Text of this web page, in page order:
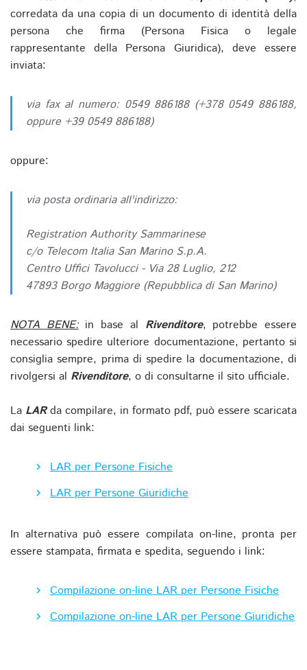
corredata da una copia di un documento di identità della
persona che firma (Persona Fisica o legale
rappresentante della Persona Giuridica), deve essere
inviata:
via fax al numero: 0549 886188 (+378 0549 886188,
oppure +39 0549 886188)
oppure:
via posta ordinaria all'indirizzo:
Registration Authority Sammarinese
c/o Telecom Italia San Marino S.p.A.
Centro Uffici Tavolucci - Via 28 Luglio, 212
47893 Borgo Maggiore (Repubblica di San Marino)
NOTA BENE:in base al Rivenditore, potrebbe essere
necessario spedire ulteriore documentazione, pertanto si
consiglia sempre, prima di spedire la documentazione, di
rivolgersi al Rivenditore, o di consultarne il sito ufficiale.
La LARda compilare, in formato pdf, può essere scaricata
dai seguenti link:
LAR per Persone Fisiche
LAR per Persone Giuridiche
In alternativa può essere compilata on-line, pronta per
essere stampata, firmata e spedita, seguendo i link:
Compilazione on-line LAR per Persone Fisiche
Compilazione on-line LAR per Persone Giuridiche